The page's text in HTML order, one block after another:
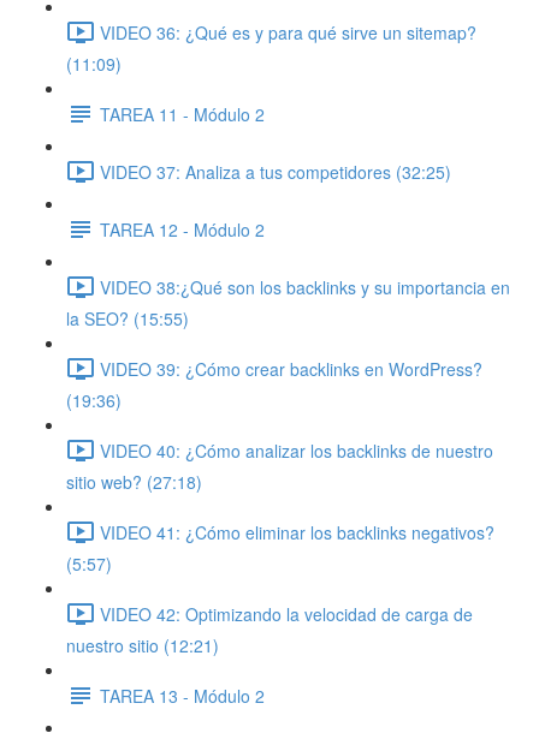
VIDEO 36: ¿Qué es y para qué sirve un sitemap?
(11:09)
TAREA 11 - Módulo 2
VIDEO 37: Analiza a tus competidores (32:25)
TAREA 12 - Módulo 2
VIDEO 38:¿Qué son los backlinks y su importancia en
la SEO? (15:55)
VIDEO 39: ¿Cómo crear backlinks en WordPress?
(19:36)
VIDEO 40: ¿Cómo analizar los backlinks de nuestro
sitio web? (27:18)
VIDEO 41: ¿Cómo eliminar los backlinks negativos?
(5:57)
VIDEO 42: Optimizando la velocidad de carga de
nuestro sitio (12:21)
TAREA 13 - Módulo 2